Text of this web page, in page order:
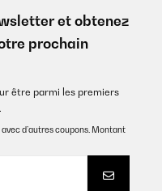
et obtenez
prochain
être parmi les premiers
d’autres coupons. Montant